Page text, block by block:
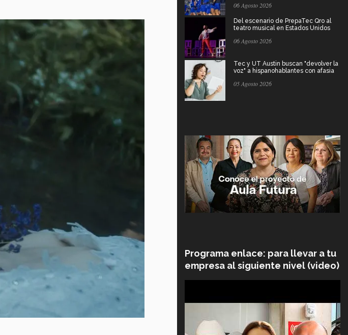
06 Agosto 2026
Del escenario de PrepaTec Qro al
teatro musical en Estados Unidos
06 Agosto 2026
Tec y UT Austin buscan "devolver la
voz" a hispanohablantes con afasia
05 Agosto 2026
Programa enlace: para llevar a tu
empresa al siguiente nivel (video)